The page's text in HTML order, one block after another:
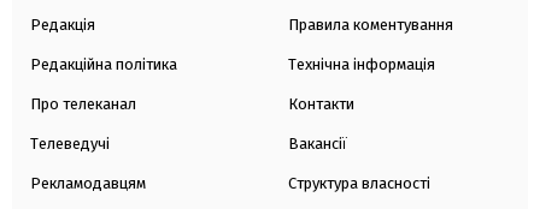
Редакція
Редакційна політика
Про телеканал
Телеведучі
Рекламодавцям
Правила коментування
Технічна інформація
Контакти
Вакансії
Структура власності